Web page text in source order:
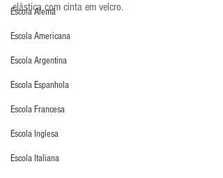
Escola Alemã
Escola Americana
Escola Argentina
Escola Espanhola
Escola Francesa
Escola Inglesa
Escola Italiana
elástica com cinta em velcro.